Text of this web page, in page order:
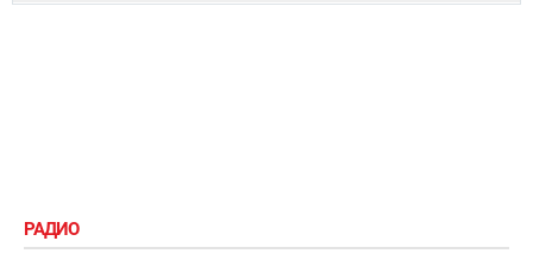
РАДИО